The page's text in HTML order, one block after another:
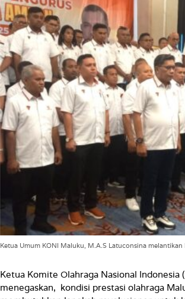
Ketua Umum KONI Maluku, M.A.S Latuconsina
Ketua Komite Olahraga Nasional Indonesia
menegaskan, kondisi prestasi olahraga